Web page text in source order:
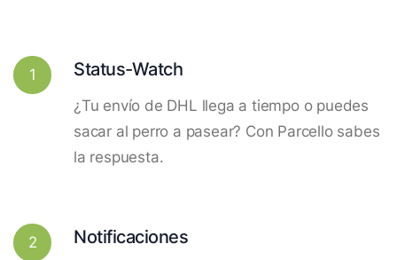
1 Status-Watch
¿Tu envío de DHL llega a tiempo o puedes
sacar al perro a pasear? Con Parcello sabes
la respuesta.
2 Notificaciones